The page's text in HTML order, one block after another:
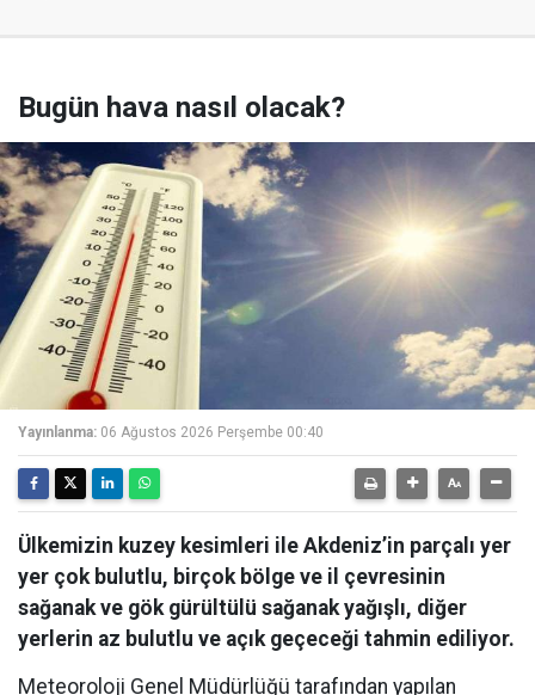
Bugün hava nasıl olacak?
Yayınlanma: 06 Ağustos 2026 Perşembe 00:40
Ülkemizin kuzey kesimleri ile Akdeniz’in parçalı yer
yer çok bulutlu, birçok bölge ve il çevresinin
sağanak ve gök gürültülü sağanak yağışlı, diğer
yerlerin az bulutlu ve açık geçeceği tahmin ediliyor.
Meteoroloji Genel Müdürlüğü tarafından yapılan